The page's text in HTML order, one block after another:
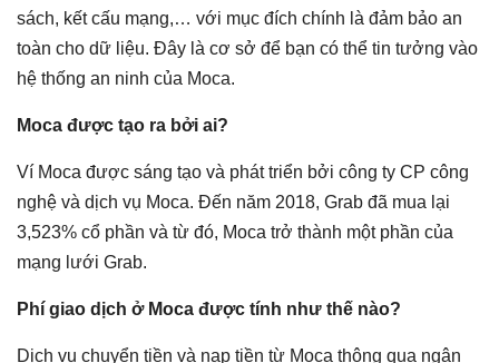
sách, kết cấu mạng,… với mục đích chính là đảm bảo an
toàn cho dữ liệu. Đây là cơ sở để bạn có thể tin tưởng vào
hệ thống an ninh của Moca.
Moca được tạo ra bởi ai?
Ví Moca được sáng tạo và phát triển bởi công ty CP công
nghệ và dịch vụ Moca. Đến năm 2018, Grab đã mua lại
3,523% cổ phần và từ đó, Moca trở thành một phần của
mạng lưới Grab.
Phí giao dịch ở Moca được tính như thế nào?
Dịch vụ chuyển tiền và nạp tiền từ Moca thông qua ngân